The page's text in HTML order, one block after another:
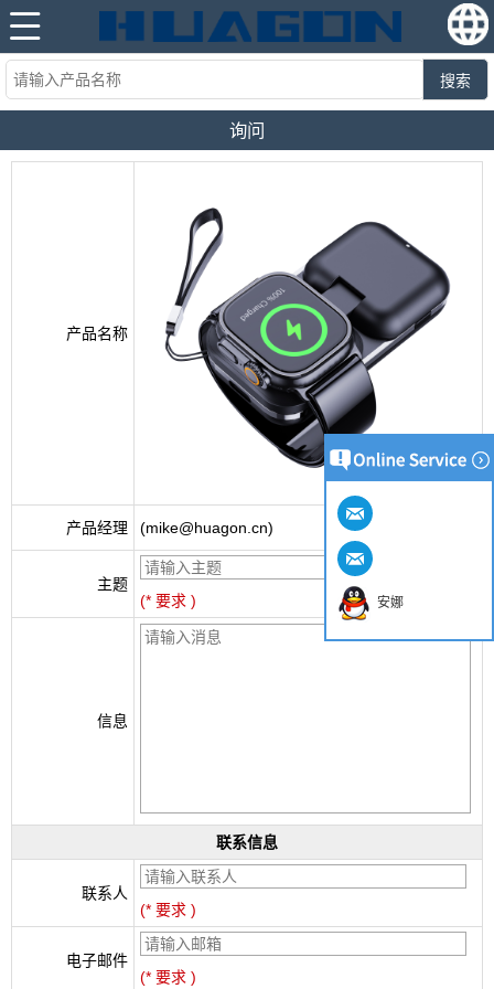
搜索
询问
产品名称
产品经理 (mike@huagon.cn)
主题
(* 要求 )
信息
联系信息
联系人
(* 要求 )
电子邮件
(* 要求 )
安娜